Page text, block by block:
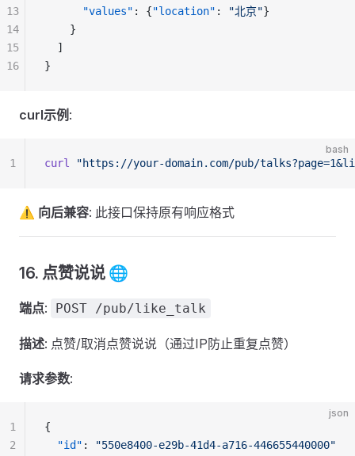
      "values"
: {"location" : "北京"}
    }
  ]
}
13
14
15
16
curl示例 :
bash
curl "https://your-domain.com/pub/
1
⚠️ 向后兼容: 此接口保持原有响应格式
16. 点赞说说 🌐
端点: POST /pub/like_talk
描述: 点赞/取消点赞说说（通过IP防止重复点赞）
请求参数:
json
{
  "id"
:
"550e8400-e29b-41d4-a716-446655440000"
1
2